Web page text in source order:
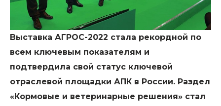
Выставка АГРОС-2022 стала рекордной по
всем ключевым показателям и
подтвердила свой статус ключевой
отраслевой площадки АПК в России. Раздел
«Кормовые и ветеринарные решения» стал